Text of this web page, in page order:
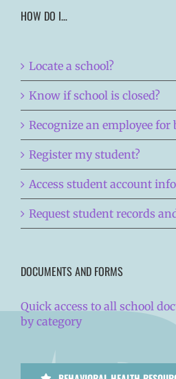
HOW DO I…
Locate a school?
Know if school is closed?
Recognize an employee for
Register my student?
Access student account
Request student records
DOCUMENTS AND FORMS
Quick access to all school
by category